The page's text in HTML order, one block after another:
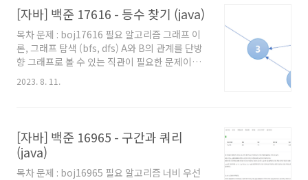
풀 때의 팁을 원하시는 분들도 보시는걸 추천드
립니다. 풀이 아이디어 문제이다. 예를들어 10개
의 정수 중 8개 정수의 합이 100인 정수 8개가 존
재하는지 알아내야 한다고 해보자. 직관적으로
우린 그냥 나머지 2개의 합이 '전체의합-100'인
2개가 존재하는지 찾게 될 것이다. 이 문제도 나
[자바] 백준 17616 - 등수 찾기 (java)
목차 문제 : boj17616 필요 알고리즘 그래프 이
론, 그래프 탐색 (bfs, dfs) A와 B의 관계를 단방
향 그래프로 볼 수 있는 직관이 필요한 문제이다.
※ 제 코드에서 왜 main 함수에 로직을 직접 작
성하지 않았는지, 왜 Scanner를 쓰지 않고
주세요. 백준을 자바로 풀어보려고 시작하시는
분이나, 백준에서 자바로 풀 때의 팁을 원하시는
분들도 보시는걸 추천드립니다. 풀이 우선 너비
우선 탐색(BFS)을 모른다면 '이 글'을 참고해보
2023. 8. 11.
[자바] 백준 16965 - 구간과 쿼리
(java)
목차 문제 : boj16965 필요 알고리즘 너비 우선